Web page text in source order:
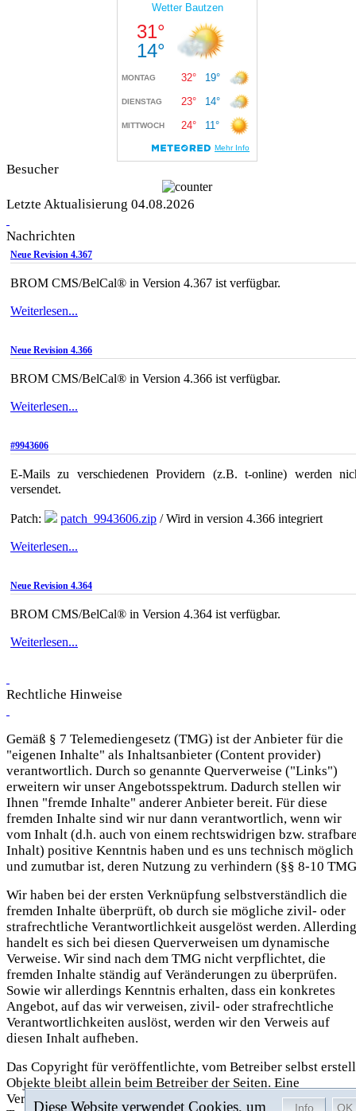
Besucher
Letzte Aktualisierung 04.08.2026
Nachrichten
Neue Revision 4.367
BROM CMS/BelCal® in Version 4.367 ist verfügbar.
Weiterlesen...
Neue Revision 4.366
BROM CMS/BelCal® in Version 4.366 ist verfügbar.
Weiterlesen...
#9943606
E-Mails zu verschiedenen Providern (z.B. t-online) werden
versendet.
Patch: patch_9943606.zip / Wird in version 4.366 integriert
Weiterlesen...
Neue Revision 4.364
BROM CMS/BelCal® in Version 4.364 ist verfügbar.
Weiterlesen...
Rechtliche Hinweise
Gemäß § 7 Telemediengesetz (TMG) ist der Anbieter für die
"eigenen Inhalte" als Inhaltsanbieter (Content provider)
verantwortlich. Durch so genannte Querverweise ("Links")
erweitern wir unser Angebotsspektrum. Dadurch stellen wir
Ihnen "fremde Inhalte" anderer Anbieter bereit. Für diese
fremden Inhalte sind wir nur dann verantwortlich, wenn wir
vom Inhalt (d.h. auch von einem rechtswidrigen bzw.
Inhalt) positive Kenntnis haben und es uns technisch möglich
und zumutbar ist, deren Nutzung zu verhindern (§§ 8-10
Wir haben bei der ersten Verknüpfung selbstverständlich die
fremden Inhalte überprüft, ob durch sie mögliche zivil- oder
strafrechtliche Verantwortlichkeit ausgelöst werden.
handelt es sich bei diesen Querverweisen um dynamische
Verweise. Wir sind nach dem TMG nicht verpflichtet, die
fremden Inhalte ständig auf Veränderungen zu überprüfen.
Sowie wir allerdings Kenntnis erhalten, dass ein konkretes
Angebot, auf das wir verweisen, zivil- oder strafrechtliche
Verantwortlichkeiten auslöst, werden wir den Verweis auf
diesen Inhalt aufheben.
Das Copyright für veröffentlichte, vom Betreiber selbst
Objekte bleibt allein beim Betreiber der Seiten. Eine
Vervielfältigung oder Verwendung solcher Grafiken, Texte,
Diese Website verwendet Cookies, um